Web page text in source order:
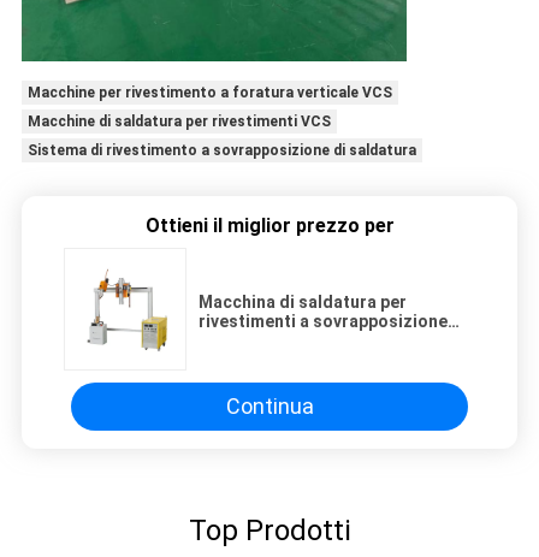
Macchine per rivestimento a foratura verticale VCS
Macchine di saldatura per rivestimenti VCS
Sistema di rivestimento a sovrapposizione di saldatura
Ottieni il miglior prezzo per
Macchina di saldatura per
rivestimenti a sovrapposizione
Continua
Top Prodotti